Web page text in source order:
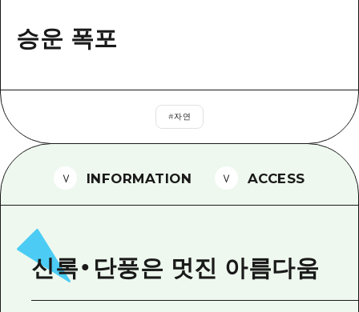
기준
치유
빠른 여행
1박 2일
2박 3일
히로시마 OMOTENASHI 패스
외국인 여행자용 거리 관광안내소
사진 다운로드
승운 폭포
#자연
INFORMATION ACCESS
신록・단풍은 멋진 아름다움